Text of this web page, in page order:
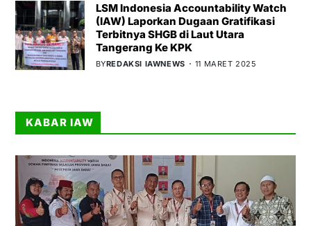
LSM Indonesia Accountability Watch
(IAW) Laporkan Dugaan Gratifikasi
Terbitnya SHGB di Laut Utara
Tangerang Ke KPK
BYREDAKSI IAWNEWS 11 MARET 2025
KABAR IAW